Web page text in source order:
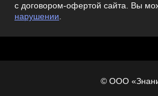
с договором-офертой сайта. Вы
нарушении.
© ООО